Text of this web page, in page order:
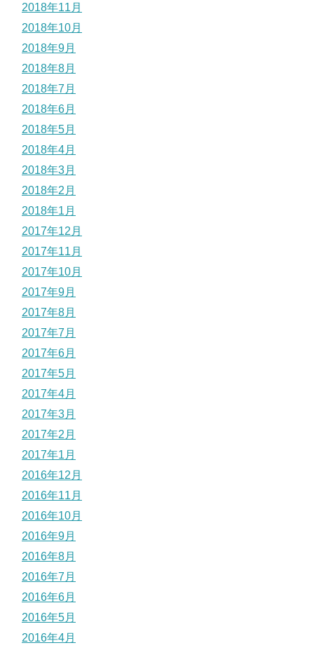
2018年11月
2018年10月
2018年9月
2018年8月
2018年7月
2018年6月
2018年5月
2018年4月
2018年3月
2018年2月
2018年1月
2017年12月
2017年11月
2017年10月
2017年9月
2017年8月
2017年7月
2017年6月
2017年5月
2017年4月
2017年3月
2017年2月
2017年1月
2016年12月
2016年11月
2016年10月
2016年9月
2016年8月
2016年7月
2016年6月
2016年5月
2016年4月